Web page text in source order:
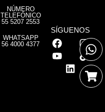
NÚMERO
TELEFÓNICO
55 5207 2553
WHATSAPP
56 4000 4377
SÍGUENOS